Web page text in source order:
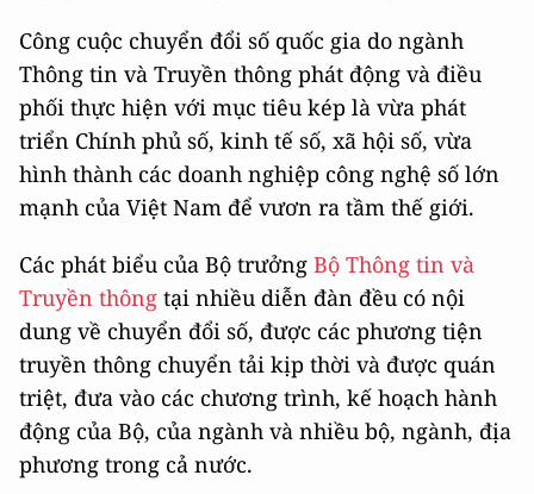
Công cuộc chuyển đổi số quốc gia do ngành
Thông tin và Truyền thông phát động và điều
phối thực hiện với mục tiêu kép là vừa phát
triển Chính phủ số, kinh tế số, xã hội số, vừa
hình thành các doanh nghiệp công nghệ số lớn
mạnh của Việt Nam để vươn ra tầm thế giới.
Các phát biểu của Bộ trưởng Bộ Thông tin và
Truyền thông tại nhiều diễn đàn đều có nội
dung về chuyển đổi số, được các phương tiện
truyền thông chuyển tải kịp thời và được quán
triệt, đưa vào các chương trình, kế hoạch hành
động của Bộ, của ngành và nhiều bộ, ngành, địa
phương trong cả nước.